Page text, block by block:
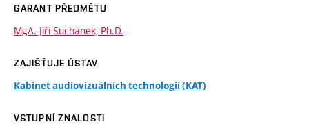
GARANT PŘEDMĚTU
MgA. Jiří Suchánek, Ph.D.
ZAJIŠŤUJE ÚSTAV
Kabinet audiovizuálních technologií (KAT)
VSTUPNÍ ZNALOSTI